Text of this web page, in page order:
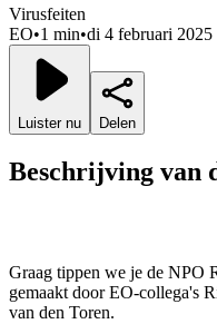
Virusfeiten
EO•1 min•di 4 februari 2025
Luister nu Delen
Beschrijving van
Graag tippen we je de NPO
gemaakt door EO-collega's
van den Toren.